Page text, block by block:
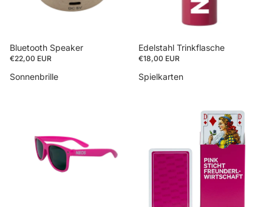
Bluetooth Speaker
€22,00 EUR
Edelstahl Trinkflasche
€18,00 EUR
Sonnenbrille Spielkarten